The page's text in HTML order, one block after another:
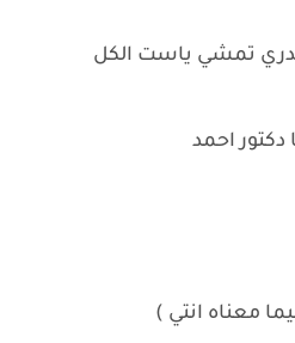
تمشي ياست الكل
احمد
معناه انتي )